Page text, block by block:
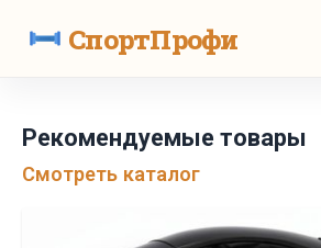
СпортПрофи
Рекомендуемые товары
Смотреть каталог